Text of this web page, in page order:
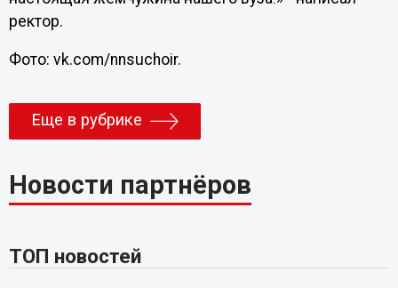
ректор.
Фото: vk.com/nnsuchoir.
Еще в рубрике
Новости партнёров
ТОП новостей